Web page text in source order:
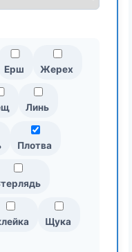
Ерш Жерех
Линь
Плотва
Щука